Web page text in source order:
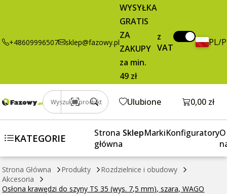
+48609996507 sklep@fazowy.pl
WYSYŁKA
GRATIS
ZA
ZAKUPY
za min.
49 zł
z
VAT
PL/
Wyszukaj produkt Ulubione Otwórz
0,00 zł
KATEGORIE
Strona
główna
SklepMarkiKonfiguratoryO
Strona Główna Produkty
Rozdzielnice i obudowy
Akcesoria
Osłona krawędzi do szyny TS 35 (wys. 7,5 mm), szara, WAGO
(wys. 7,5 mm),
szara, WAGO
brutto / szt. Dodaj do koszyka